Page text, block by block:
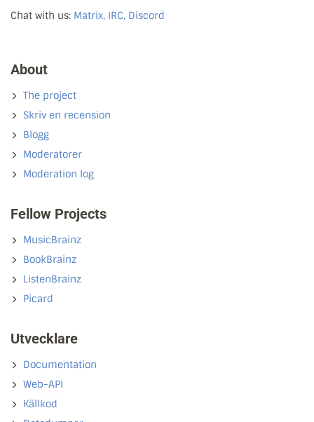
Chat with us: Matrix, IRC, Discord
About
The project
Skriv en recension
Blogg
Moderatorer
Moderation log
Fellow Projects
MusicBrainz
BookBrainz
ListenBrainz
Picard
Utvecklare
Documentation
Web-API
Källkod